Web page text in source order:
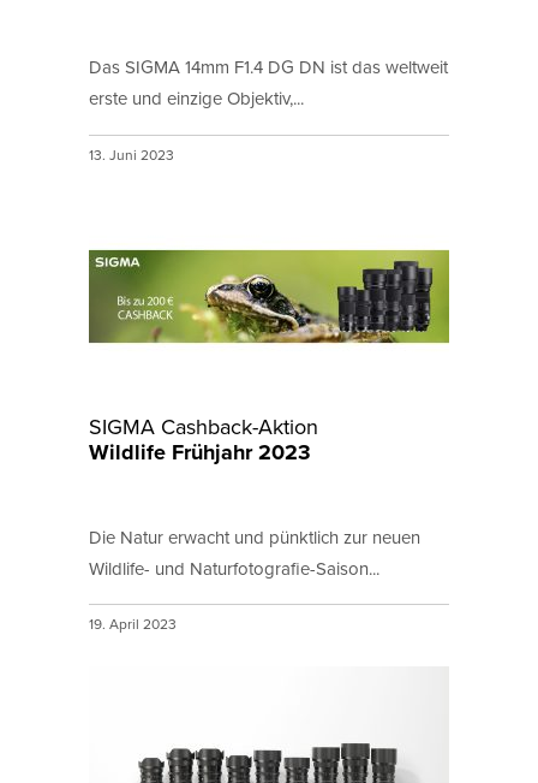
Das SIGMA 14mm F1.4 DG DN ist das weltweit
erste und einzige Objektiv,...
13. Juni 2023
SIGMA Cashback-Aktion
Wildlife Frühjahr 2023
Die Natur erwacht und pünktlich zur neuen
Wildlife- und Naturfotografie-Saison...
19. April 2023